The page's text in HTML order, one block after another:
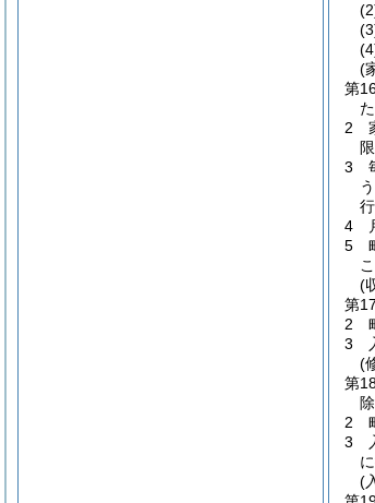
(
第
2
3
4
5
(
第
2
3
(
第
2
3
(